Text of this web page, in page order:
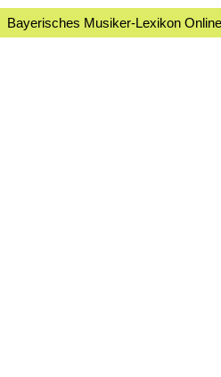
Bayerisches Musiker-Lexikon